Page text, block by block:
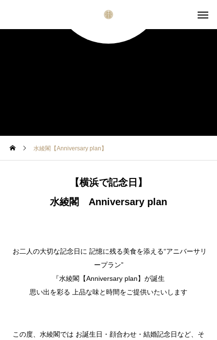
水綾閣【Anniversary plan】
【横浜で記念日】
水綾閣 Anniversary plan
お二人の大切な記念日に 記憶に残る美食を添える“アニバーサリ
ープラン”
『水綾閣【Anniversary plan】が誕生
思い出を彩る 上品な味と時間をご提供いたいします
この度、水綾閣では お誕生日・顔合わせ・結婚記念日など、そ